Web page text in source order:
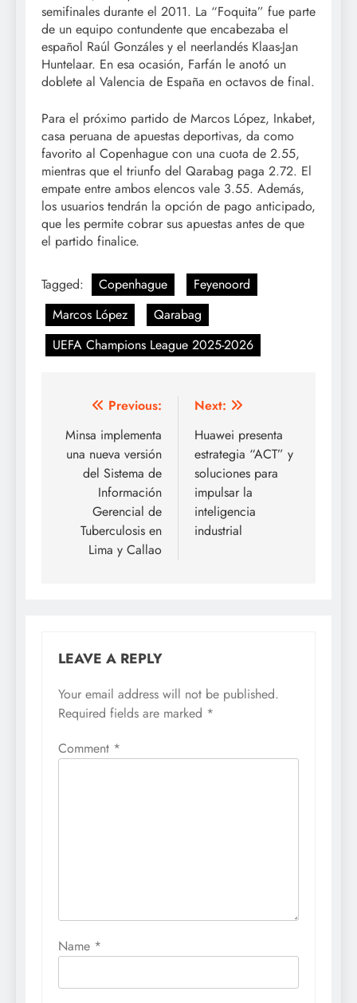
semifinales durante el 2011. La “Foquita” fue parte
de un equipo contundente que encabezaba el
español Raúl Gonzáles y el neerlandés Klaas-Jan
Huntelaar. En esa ocasión, Farfán le anotó un
doblete al Valencia de España en octavos de final.
Para el próximo partido de Marcos López, Inkabet,
casa peruana de apuestas deportivas, da como
favorito al Copenhague con una cuota de 2.55,
mientras que el triunfo del Qarabag paga 2.72. El
empate entre ambos elencos vale 3.55. Además,
los usuarios tendrán la opción de pago anticipado,
que les permite cobrar sus apuestas antes de que
el partido finalice.
Tagged: Copenhague
Feyenoord
Marcos López
Qarabag
UEFA Champions League 2025-2026
Post
navigation
Previous:
Minsa implementa
una nueva versión
del Sistema de
Información
Gerencial de
Tuberculosis en
Lima y Callao
Next:
Huawei presenta
estrategia “ACT” y
soluciones para
impulsar la
inteligencia
industrial
LEAVE A REPLY
Your email address will not be published.
Required fields are marked *
Comment *
Name *